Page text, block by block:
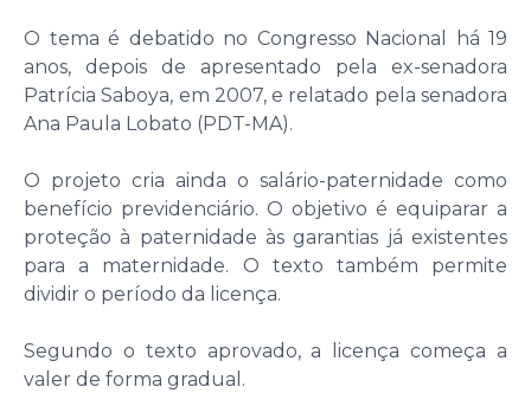
O tema é debatido no Congresso Nacional há 19
anos, depois de apresentado pela ex-senadora
Patrícia Saboya, em 2007, e relatado pela senadora
Ana Paula Lobato (PDT-MA).
O projeto cria ainda o salário-paternidade como
benefício previdenciário. O objetivo é equiparar a
proteção à paternidade às garantias já existentes
para a maternidade. O texto também permite
dividir o período da licença.
Segundo o texto aprovado, a licença começa a
valer de forma gradual.